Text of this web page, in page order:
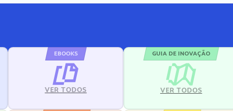
EBOOKS
VER TODOS
GUIA DE INOVAÇÃO
VER TODOS